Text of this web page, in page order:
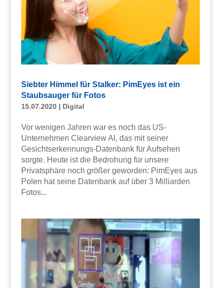
Siebter Himmel für Stalker: PimEyes ist ein
Staubsauger für Fotos
15.07.2020| Digital
Vor wenigen Jahren war es noch das US-
Unternehmen Clearview AI, das mit seiner
Gesichtserkennungs-Datenbank für Aufsehen
sorgte. Heute ist die Bedrohung für unsere
Privatsphäre noch größer geworden: PimEyes aus
Polen hat seine Datenbank auf über 3 Milliarden
Fotos...